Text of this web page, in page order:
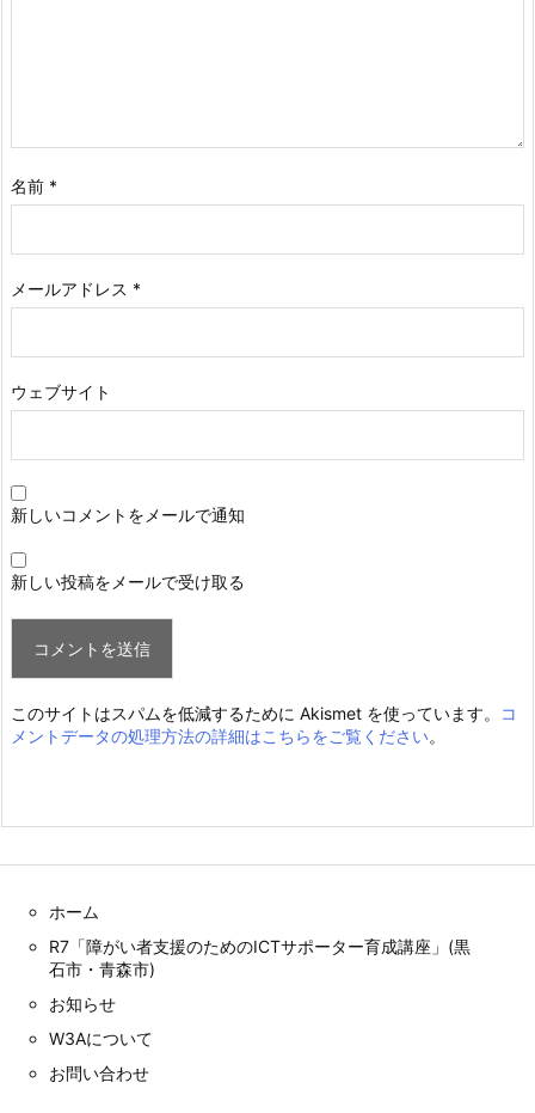
名前 *
メールアドレス *
ウェブサイト
新しいコメントをメールで通知
新しい投稿をメールで受け取る
このサイトはスパムを低減するために Akismet を使っています。
コ
メントデータの処理方法の詳細はこちらをご覧ください。
ホーム
R7「障がい者支援のためのICTサポーター育成講座」(黒
石市・青森市)
お知らせ
W3Aについて
お問い合わせ